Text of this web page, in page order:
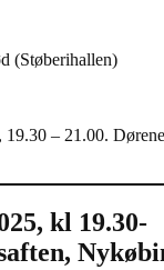
(Støberihallen)
19.30 – 21.00. Dørene
kl 19.30-